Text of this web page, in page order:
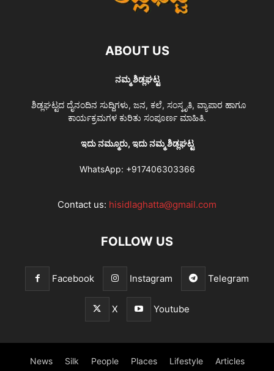
ABOUT US
ನಮ್ಮ ಶಿಡ್ಲಘಟ್ಟ
ಶಿಡ್ಲಘಟ್ಟದ ದೈನಂದಿನ ಸುದ್ದಿಗಳು, ಜನ, ಕಲೆ, ಸಂಸ್ಕೃತಿ, ವ್ಯಾಪಾರ ಹಾಗೂ
ಕಾರ್ಯಕ್ರಮಗಳ ಕುರಿತು ಸಂಪೂರ್ಣ ಮಾಹಿತಿ.
ಇದು ನಮ್ಮೂರು, ಇದು ನಮ್ಮ ಶಿಡ್ಲಘಟ್ಟ
WhatsApp: +917406303366
Contact us: hisidlaghatta@gmail.com
FOLLOW US
Facebook Instagram Telegram
X Youtube
News Silk People Places Lifestyle Articles